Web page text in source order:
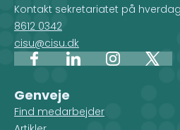
Kontakt sekretariatet på
8612 0342
cisu@cisu.dk
FacebookLinkedInInstagram
X
Genveje
Find medarbejder